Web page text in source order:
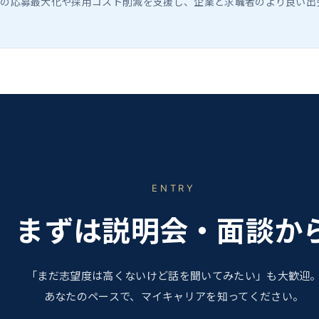
ENTRY
まずは説明会・面談か
「まだ志望度は高くないけど話を聞いてみたい」も大歓迎。
あなたのペースで、マイキャリアを知ってください。